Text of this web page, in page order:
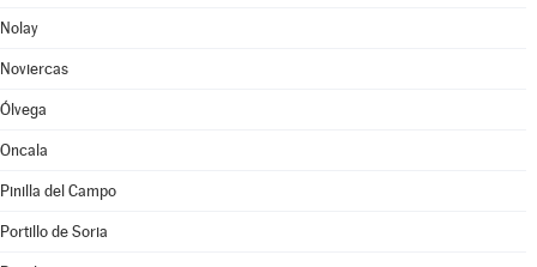
Nolay
Noviercas
Ólvega
Oncala
Pinilla del Campo
Portillo de Soria